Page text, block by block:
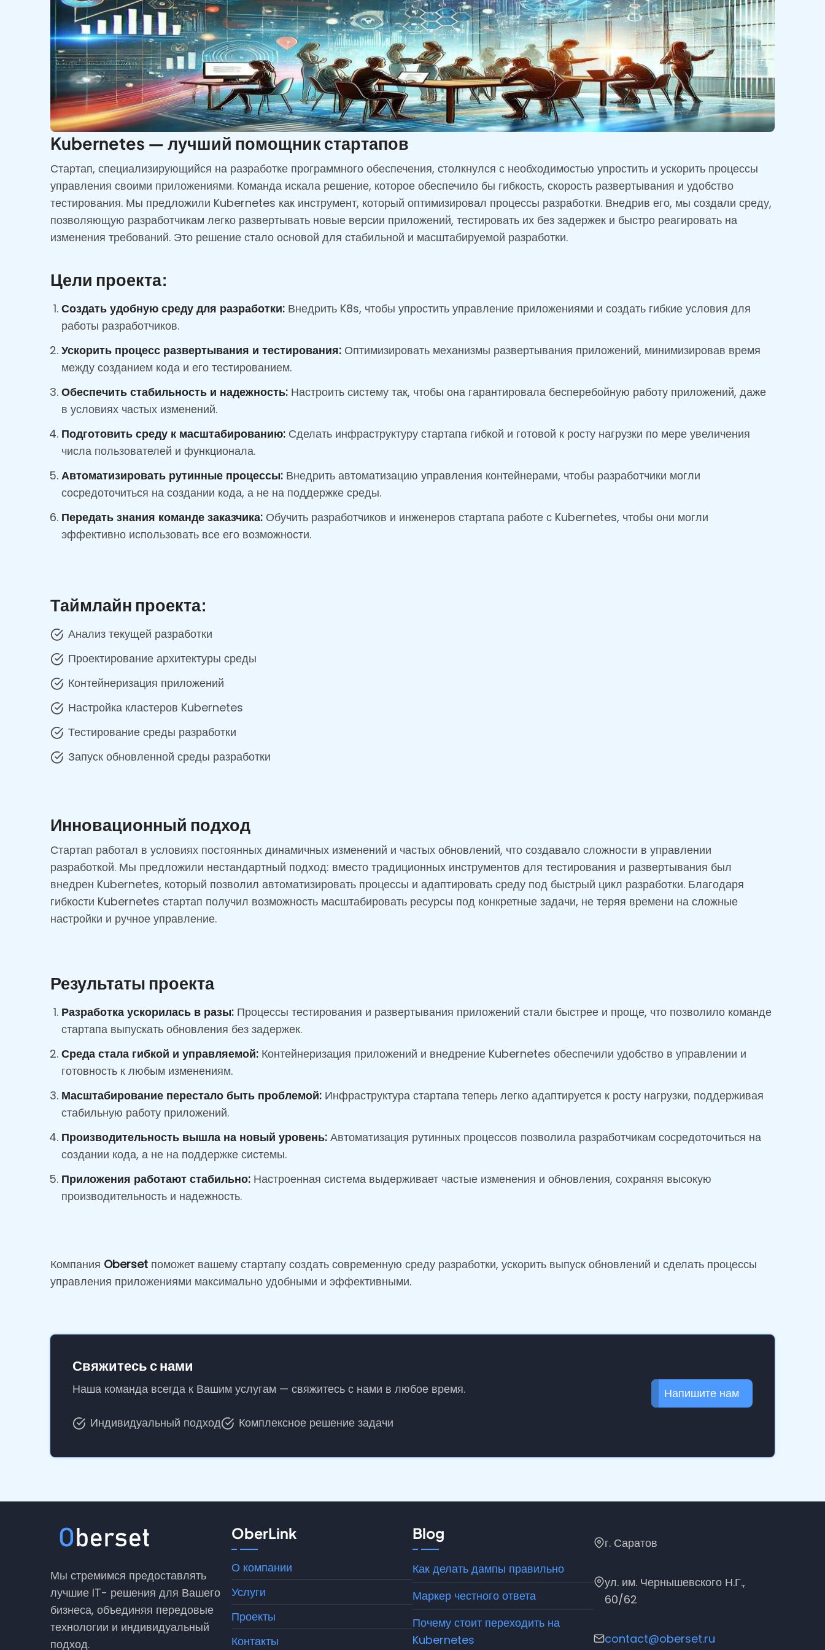
Kubernetes — лучший помощник стартапов
Стартап, специализирующийся на разработке программного обеспечения, столкнулся с необходимостью упростить и ускорить процессы
управления своими приложениями. Команда искала решение, которое обеспечило бы гибкость, скорость развертывания и удобство
тестирования. Мы предложили Kubernetes как инструмент, который оптимизировал процессы разработки. Внедрив его, мы создали среду,
позволяющую разработчикам легко развертывать новые версии приложений, тестировать их без задержек и быстро реагировать на
изменения требований. Это решение стало основой для стабильной и масштабируемой разработки.
Цели проекта:
Создать удобную среду для разработки: Внедрить K8s, чтобы упростить управление приложениями и создать гибкие условия для
работы разработчиков.
Ускорить процесс развертывания и тестирования: Оптимизировать механизмы развертывания приложений, минимизировав время
между созданием кода и его тестированием.
Обеспечить стабильность и надежность: Настроить систему так, чтобы она гарантировала бесперебойную работу приложений, даже
в условиях частых изменений.
Подготовить среду к масштабированию: Сделать инфраструктуру стартапа гибкой и готовой к росту нагрузки по мере увеличения
числа пользователей и функционала.
Автоматизировать рутинные процессы: Внедрить автоматизацию управления контейнерами, чтобы разработчики могли
сосредоточиться на создании кода, а не на поддержке среды.
Передать знания команде заказчика: Обучить разработчиков и инженеров стартапа работе с Kubernetes, чтобы они могли
эффективно использовать все его возможности.
Таймлайн проекта:
Анализ текущей разработки
Проектирование архитектуры среды
Контейнеризация приложений
Настройка кластеров Kubernetes
Тестирование среды разработки
Запуск обновленной среды разработки
Инновационный подход
Стартап работал в условиях постоянных динамичных изменений и частых обновлений, что создавало сложности в управлении
разработкой. Мы предложили нестандартный подход: вместо традиционных инструментов для тестирования и развертывания был
внедрен Kubernetes, который позволил автоматизировать процессы и адаптировать среду под быстрый цикл разработки. Благодаря
гибкости Kubernetes стартап получил возможность масштабировать ресурсы под конкретные задачи, не теряя времени на сложные
настройки и ручное управление.
Результаты проекта
Разработка ускорилась в разы: Процессы тестирования и развертывания приложений стали быстрее и проще, что позволило команде
стартапа выпускать обновления без задержек.
Среда стала гибкой и управляемой: Контейнеризация приложений и внедрение Kubernetes обеспечили удобство в управлении и
готовность к любым изменениям.
Масштабирование перестало быть проблемой: Инфраструктура стартапа теперь легко адаптируется к росту нагрузки, поддерживая
стабильную работу приложений.
Производительность вышла на новый уровень: Автоматизация рутинных процессов позволила разработчикам сосредоточиться на
создании кода, а не на поддержке системы.
Приложения работают стабильно: Настроенная система выдерживает частые изменения и обновления, сохраняя высокую
производительность и надежность.
Компания Oberset поможет вашему стартапу создать современную среду разработки, ускорить выпуск обновлений и сделать процессы
управления приложениями максимально удобными и эффективными.
Свяжитесь с нами
Наша команда всегда к Вашим услугам — свяжитесь с нами в любое время.
Индивидуальный подход Комплексное решение задачи
Напишите нам
Мы стремимся предоставлять
лучшие IT- решения для Вашего
бизнеса, объединяя передовые
технологии и индивидуальный
подход.
OberLink
О компании
Услуги
Проекты
Контакты
Blog
Как делать дампы правильно
Маркер честного ответа
Почему стоит переходить на
Kubernetes
г. Саратов
ул. им. Чернышевского Н.Г.,
60/62
contact@oberset.ru